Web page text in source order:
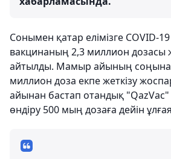
Сонымен қатар елімізге COVID-
вакцинаның 2,3 миллион дозасы
айтылды. Мамыр айының соңына
миллион доза екпе жеткізу
айынан бастап отандық
өндіру 500 мың дозаға дейін